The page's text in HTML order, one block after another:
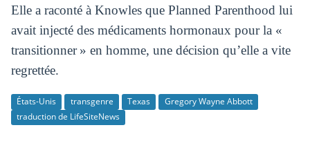
Elle a raconté à Knowles que Planned Parenthood lui
avait injecté des médicaments hormonaux pour la «
transitionner » en homme, une décision qu’elle a vite
regrettée.
États-Unis transgenre Texas
Gregory Wayne Abbott
traduction de LifeSiteNews